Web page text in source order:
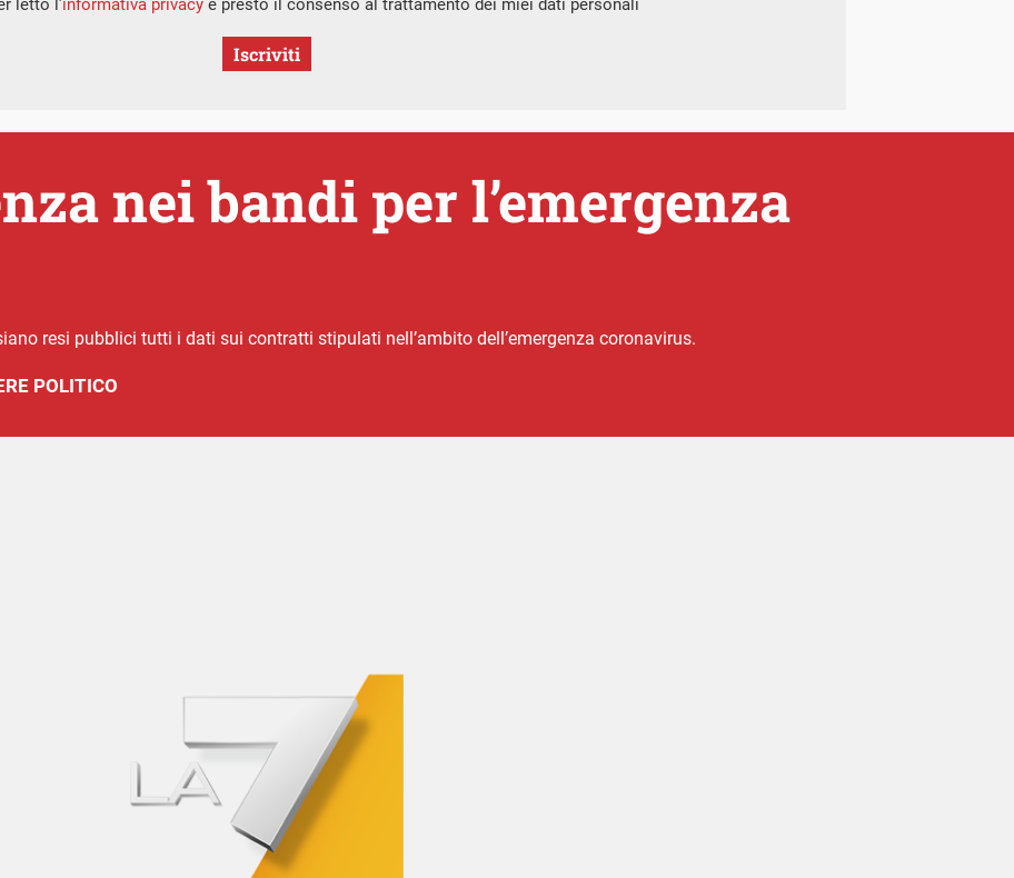
letto l’informativa privacye presto il consenso al trattamento dei miei dati personali
Iscriviti
nei bandi per l’emergenza
resi pubblici tutti i dati sui contratti stipulati nell’ambito dell’emergenza coronavirus.
POLITICO